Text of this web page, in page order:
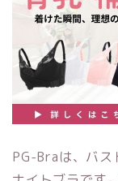
PG-Braは、バス